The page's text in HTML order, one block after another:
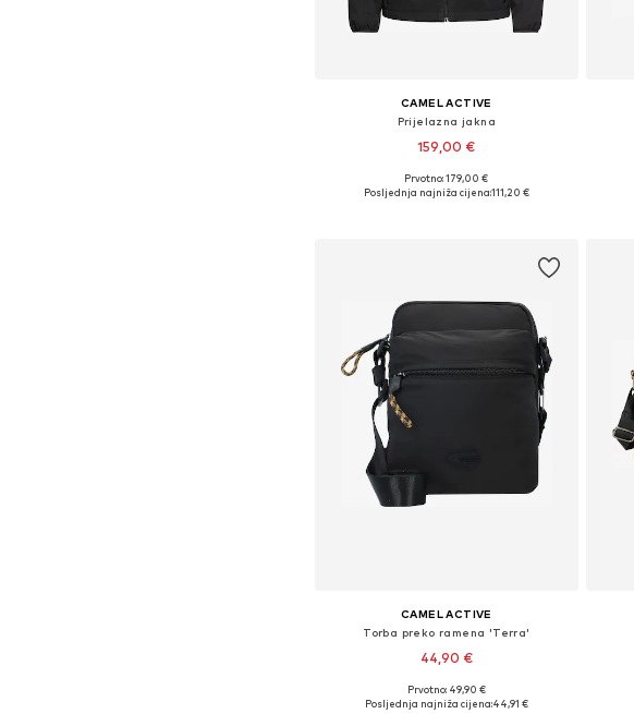
CAMEL ACTIVE
Prijelazna jakna
159,00 €
Dostupno u više veličina
Prvotno: 179,00 €
Posljednja najniža cijena:111,20 €
CAMEL ACTIVE
Torba preko ramena 'Terra'
44,90 €
Dostupne veličine: One Size
Prvotno: 49,90 €
Posljednja najniža cijena:44,91 €